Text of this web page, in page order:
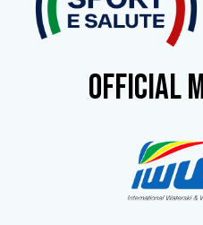
OFFICIAL